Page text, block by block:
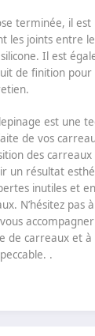
terminée, il est
les joints entre
Il est
de finition
est une
de vos
des
un résultat
inutiles et
N’hésitez pas
de carreaux et à
.